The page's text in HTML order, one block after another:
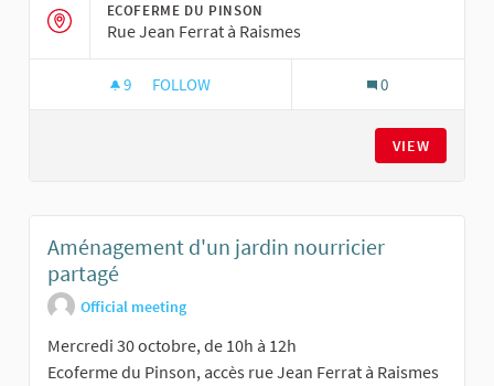
ECOFERME DU PINSON
Rue Jean Ferrat à Raismes
9 9 FOLLOWERS
FOLLOW 0
VIEW
Aménagement d'un jardin nourricier
partagé
Official meeting
Mercredi 30 octobre, de 10h à 12h
Ecoferme du Pinson, accès rue Jean Ferrat à Raismes